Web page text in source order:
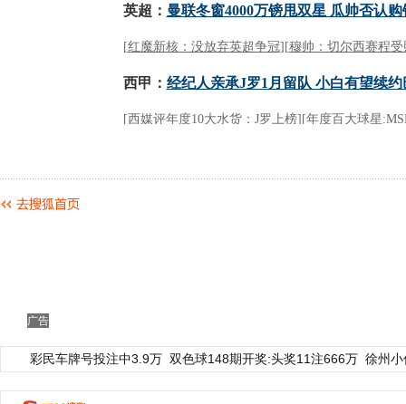
广告
彩民车牌号投注中3.9万 双色球148期开奖:头奖11注666万 徐州